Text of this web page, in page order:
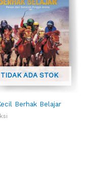
TIDAK ADA STOK
Berhak Belajar